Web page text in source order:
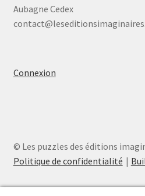
Aubagne Cedex
Connexion
© Les puzzles des éditions
Politique de confidentialité